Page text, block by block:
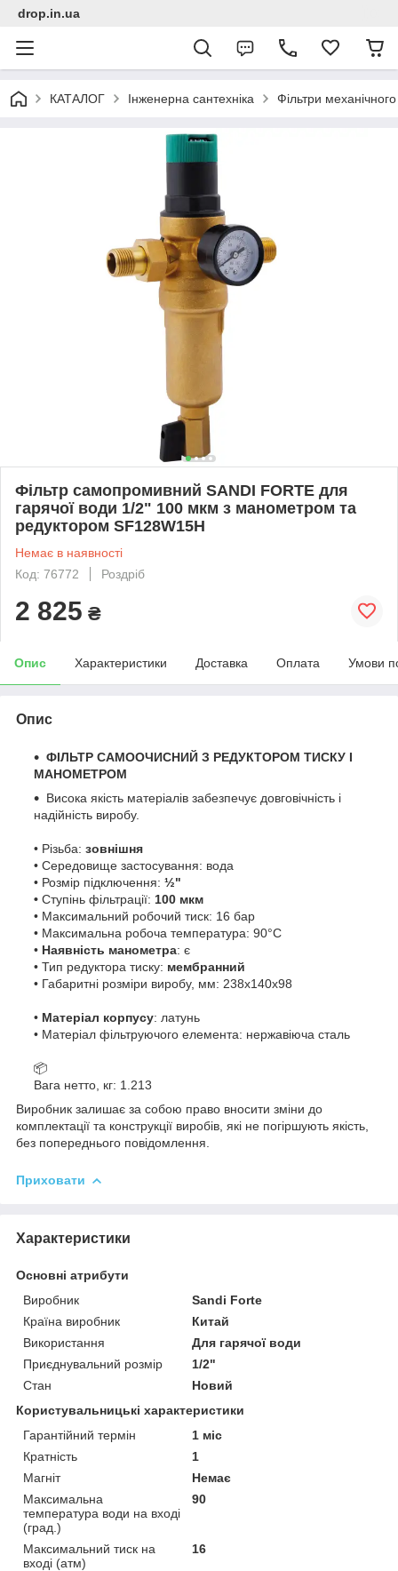
drop.in.ua
КАТАЛОГ Інженерна сантехніка Фільтри
Фільтр самопромивний SANDI FORTE для
гарячої води 1/2" 100 мкм з манометром та
редуктором SF128W15H
Немає в наявності
Код: 76772
Роздріб
2 825 ₴
Опис Характеристики Доставка Оплата Умови
Опис
ФІЛЬТР САМООЧИСНИЙ З РЕДУКТОРОМ ТИСКУ І
МАНОМЕТРОМ
Висока якість матеріалів забезпечує довговічність і
надійність виробу.
• Різьба: зовнішня
• Середовище застосування: вода
• Розмір підключення: ½"
• Ступінь фільтрації: 100 мкм
• Максимальний робочий тиск: 16 бар
• Максимальна робоча температура: 90°C
• Наявність манометра: є
• Тип редуктора тиску: мембранний
• Габаритні розміри виробу, мм: 238х140х98
• Матеріал корпусу: латунь
• Матеріал фільтруючого елемента: нержавіюча сталь
📦
Вага нетто, кг: 1.213
Виробник залишає за собою право вносити зміни до
комплектації та конструкції виробів, які не погіршують якість,
без попереднього повідомлення.
Приховати
Характеристики
Основні атрибути
Виробник
Sandi Forte
Країна виробник
Китай
Використання
Для гарячої води
Приєднувальний розмір
1/2"
Стан
Новий
Користувальницькі характеристики
Гарантійний термін
1 міс
Кратність
1
Магніт
Немає
Максимальна
температура води на вході
(град.)
90
Максимальний тиск на
вході (атм)
16